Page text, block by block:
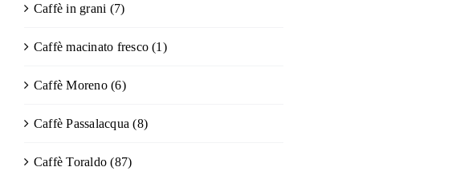
Caffè in grani (7)
Caffè macinato fresco (1)
Caffè Moreno (6)
Caffè Passalacqua (8)
Caffè Toraldo (87)